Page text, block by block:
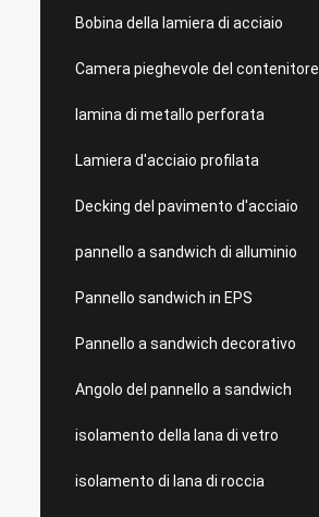
Bobina della lamiera di acciaio
Camera pieghevole del contenitore
lamina di metallo perforata
Lamiera d'acciaio profilata
Decking del pavimento d'acciaio
pannello a sandwich di alluminio
Pannello sandwich in EPS
Pannello a sandwich decorativo
Angolo del pannello a sandwich
isolamento della lana di vetro
isolamento di lana di roccia